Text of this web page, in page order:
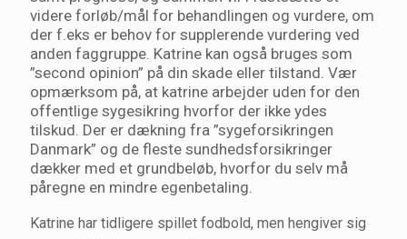
videre forløb/mål for behandlingen og vurdere, om
der f.eks er behov for supplerende vurdering ved
anden faggruppe. Katrine kan også bruges som
”second opinion” på din skade eller tilstand. Vær
opmærksom på, at katrine arbejder uden for den
offentlige sygesikring hvorfor der ikke ydes
tilskud. Der er dækning fra ”sygeforsikringen
Danmark” og de fleste sundhedsforsikringer
dækker med et grundbeløb, hvorfor du selv må
påregne en mindre egenbetaling.
Katrine har tidligere spillet fodbold, men hengiver sig